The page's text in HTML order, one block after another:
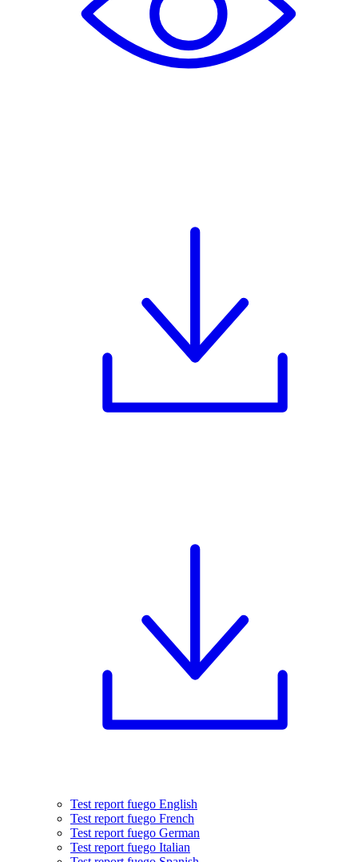
Test report fuego English
Test report fuego French
Test report fuego German
Test report fuego Italian